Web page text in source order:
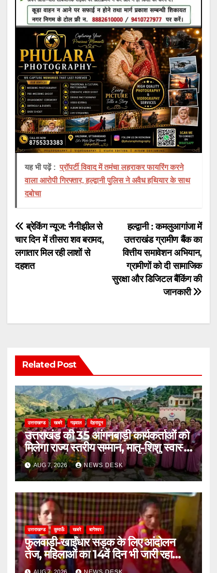
यह भी पढ़ें : प्रॉपर्टी विवाद में तमंचा लहराकर फायरिंग करने
वाला आरोपी गिरफ्तार, हल्द्वानी पुलिस ने अवैध हथियार के साथ
दबोचा
Post
navigation
हल्द्वानी : कमलुआगांजा में
उत्तराखंड ग्रामीण बैंक का
वित्तीय समावेशन अभियान,
ग्रामीणों को दी सामाजिक
सुरक्षा और डिजिटल बैंकिंग की
जानकारी
ब्रेकिंग न्यूज: नैनीझील से
चार दिन में तीसरा शव बरामद,
लगातार मिल रही लाशों से
दहशत
Related Post
उत्तराखण्ड खबरे गढ़वाल देहरादून
उत्तराखंड की 35 आंगनबाड़ी कार्यकर्ताओं को
मिलेगा राज्य स्तरीय सम्मान, मातृ-शिशु स्वास्थ्य
और पोषण में उत्कृष्ट सेवाओं का मिला पुरस्कार
AUG 7, 2026 NEWS DESK
उत्तराखण्ड कुमाऊँ खबरे बागेश्वर
फुलवाड़ी-खाईंधार सड़क के लिए आंदोलन
तेज, महिलाओं का 14वें दिन भी जारी रहा
अनशन